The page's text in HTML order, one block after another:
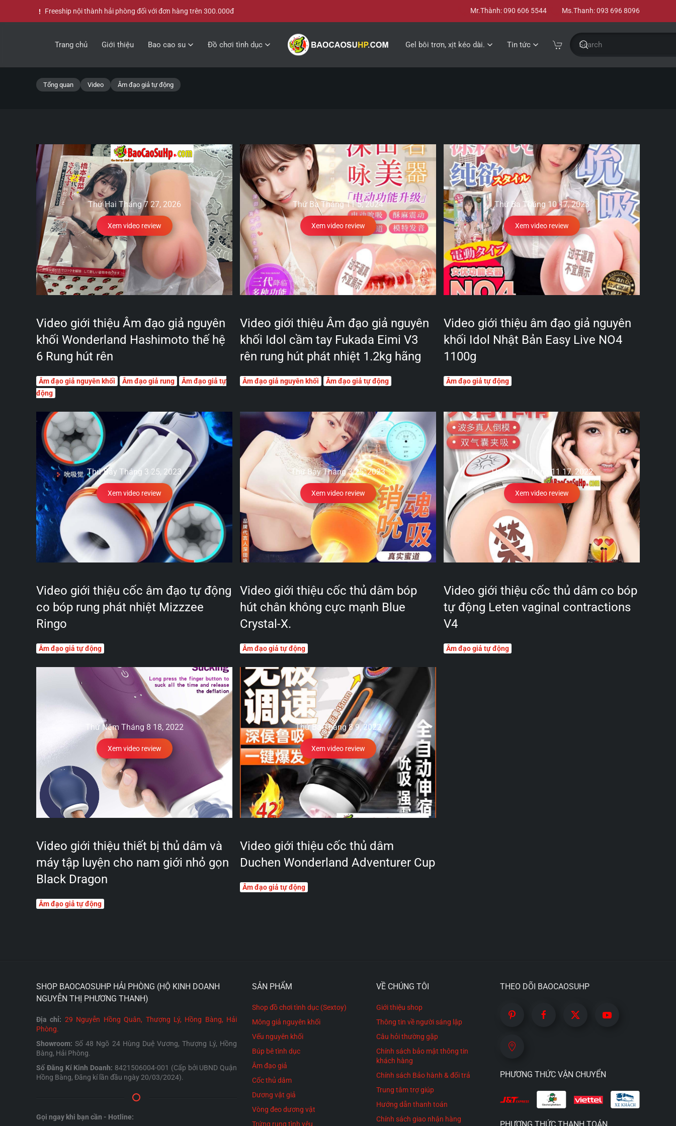
Freeship nội thành hải phòng đối với đơn hàng trên 300.000đ Mr.Thành: 090 606 5544 Ms.Thanh: 093 696 8096
Trang chủ Giới thiệu Bao cao su Đồ chơi tình dục Gel bôi trơn, xịt kéo dài. Tin tức
Tổng quan Video Âm đạo giả tự động
Thứ Hai Tháng 7 27, 2026
Xem video review
Video giới thiệu Âm đạo giả nguyên
khối Wonderland Hashimoto thế hệ
6 Rung hút rên
Âm đạo giả nguyên khối Âm đạo giả rung
Âm đạo giả tự
động
Thứ Ba Tháng 11 5, 2024
Xem video review
Video giới thiệu Âm đạo giả nguyên
khối Idol cầm tay Fukada Eimi V3
rên rung hút phát nhiệt 1.2kg hãng
Âm đạo giả nguyên khối Âm đạo giả tự động
Thứ Ba Tháng 10 17, 2023
Xem video review
Video giới thiệu âm đạo giả nguyên
khối Idol Nhật Bản Easy Live NO4
1100g
Âm đạo giả tự động
Thứ Bảy Tháng 3 25, 2023
Xem video review
Video giới thiệu cốc âm đạo tự động
co bóp rung phát nhiệt Mizzzee
Ringo
Âm đạo giả tự động
Thứ Bảy Tháng 3 25, 2023
Xem video review
Video giới thiệu cốc thủ dâm bóp
hút chân không cực mạnh Blue
Crystal-X.
Âm đạo giả tự động
Thứ Năm Tháng 11 17, 2022
Xem video review
Video giới thiệu cốc thủ dâm co bóp
tự động Leten vaginal contractions
V4
Âm đạo giả tự động
Thứ Năm Tháng 8 18, 2022
Xem video review
Video giới thiệu thiết bị thủ dâm và
máy tập luyện cho nam giới nhỏ gọn
Black Dragon
Âm đạo giả tự động
Thứ Ba Tháng 8 9, 2022
Xem video review
Video giới thiệu cốc thủ dâm
Duchen Wonderland Adventurer Cup
Âm đạo giả tự động
SHOP BAOCAOSUHP HẢI PHÒNG (HỘ KINH DOANH
NGUYỄN THỊ PHƯƠNG THANH)
Địa chỉ: 29 Nguyễn Hồng Quân, Thượng Lý, Hồng Bàng, Hải
Phòng.
Showroom: Số 48 Ngõ 24 Hùng Duệ Vương, Thượng Lý, Hồng
Bàng, Hải Phòng.
Số Đăng Kí Kinh Doanh: 8421506004-001 (Cấp bởi UBND Quận
Hồng Bàng, Đăng kí lần đầu ngày 20/03/2024).
Gọi ngay khi bạn cần - Hotline:
SẢN PHẨM
Shop đồ chơi tình dục (Sextoy)
Mông giả nguyên khối
Vếu nguyên khối
Búp bê tình dục
Âm đạo giả
Cốc thủ dâm
Dương vật giả
Vòng đeo dương vật
Trứng rung tình yêu
VỀ CHÚNG TÔI
Giới thiệu shop
Thông tin về người sáng lập
Câu hỏi thường gặp
Chính sách bảo mật thông tin
khách hàng
Chính sách Bảo hành & đổi trả
Trung tâm trợ giúp
Hướng dẫn thanh toán
Chính sách giao nhận hàng
THEO DÕI BAOCAOSUHP
PHƯƠNG THỨC VẬN CHUYỂN